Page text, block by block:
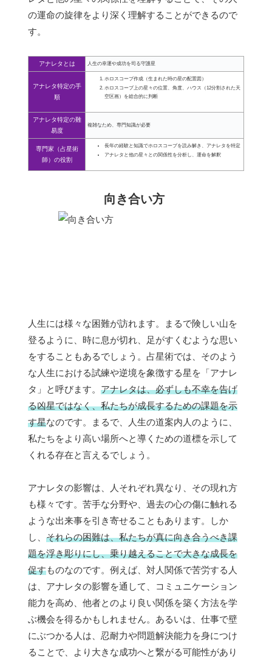
の運命の旋律をより深く理解することができるので
す。
アナレタとは 人生の幸運や成功を司る守護星
アナレタ特定の手
順
ホロスコープ作成（生まれた時の星の配置図）
ホロスコープ上の星々の位置、角度、ハウス（12分割された天
空区画）を総合的に判断
アナレタ特定の難
易度
複雑なため、専門知識が必要
専門家（占星術
師）の役割
長年の経験と知識でホロスコープを読み解き、アナレタを特定
アナレタと他の星々との関係性を分析し、運命を解釈
向き合い方
人生には様々な困難が訪れます。まるで険しい山を
登るように、時に息が切れ、足がすくむような思い
をすることもあるでしょう。占星術では、そのよう
な人生における試練や逆境を象徴する星を「アナレ
タ」と呼びます。 アナレタは、必ずしも不幸を告げ
る凶星ではなく、私たちが成長するための課題を示
す星なのです。まるで、人生の道案内人のように、
私たちをより高い場所へと導くための道標を示して
くれる存在と言えるでしょう。
アナレタの影響は、人それぞれ異なり、その現れ方
も様々です。苦手な分野や、過去の心の傷に触れる
ような出来事を引き寄せることもあります。しか
し、 それらの困難は、私たちが真に向き合うべき課
題を浮き彫りにし、乗り越えることで大きな成長を
促すものなのです。例えば、対人関係で苦労する人
は、アナレタの影響を通して、コミュニケーション
能力を高め、他者とのより良い関係を築く方法を学
ぶ機会を得るかもしれません。あるいは、仕事で壁
にぶつかる人は、忍耐力や問題解決能力を身につけ
ることで、より大きな成功へと繋がる可能性があり